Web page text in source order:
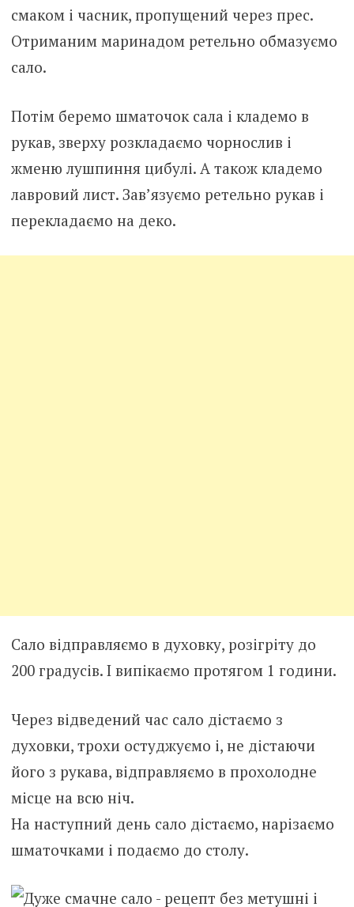
смаком і часник, пропущений через прес.
Отриманим маринадом ретельно обмазуємо
сало.
Потім беремо шматочок сала і кладемо в
рукав, зверху розкладаємо чорнослив і
жменю лушпиння цибулі. А також кладемо
лавровий лист. Зав’язуємо ретельно рукав і
перекладаємо на деко.
Сало відправляємо в духовку, розігріту до
200 градусів. І випікаємо протягом 1 години.
Через відведений час сало дістаємо з
духовки, трохи остуджуємо і, не дістаючи
його з рукава, відправляємо в прохолодне
місце на всю ніч.
На наступний день сало дістаємо, нарізаємо
шматочками і подаємо до столу.